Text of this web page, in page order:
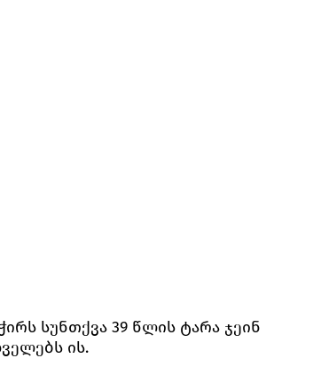
სუნთქვა 39 წლის ტარა ჯეინ
ის.